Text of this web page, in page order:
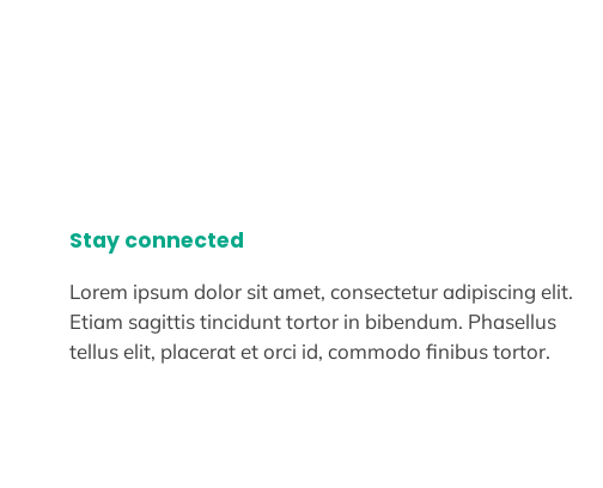
Stay connected
Lorem ipsum dolor sit amet, consectetur adipiscing elit.
Etiam sagittis tincidunt tortor in bibendum. Phasellus
tellus elit, placerat et orci id, commodo finibus tortor.